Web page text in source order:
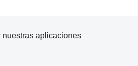
nuestras aplicaciones